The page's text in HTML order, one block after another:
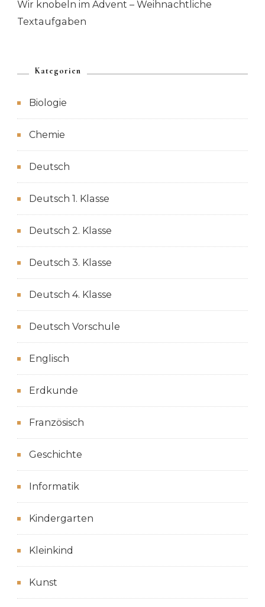
Wir knobeln im Advent – Weihnachtliche
Textaufgaben
Kategorien
Biologie
Chemie
Deutsch
Deutsch 1. Klasse
Deutsch 2. Klasse
Deutsch 3. Klasse
Deutsch 4. Klasse
Deutsch Vorschule
Englisch
Erdkunde
Französisch
Geschichte
Informatik
Kindergarten
Kleinkind
Kunst